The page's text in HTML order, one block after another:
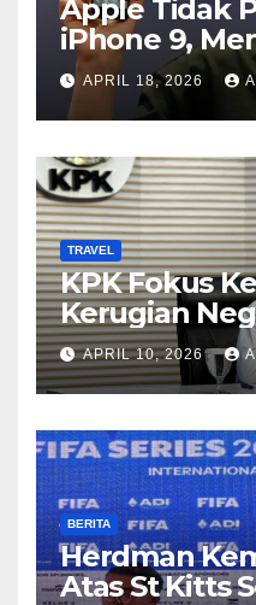
Apple Tidak
iPhone 9,
APRIL 18, 2026
TRAVEL
KPK Fokus
Kerugian
Korupsi
APRIL 10, 2026
BERITA
Herdman
Atas St Kitts